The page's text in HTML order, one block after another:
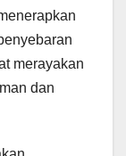
merayakan
dan